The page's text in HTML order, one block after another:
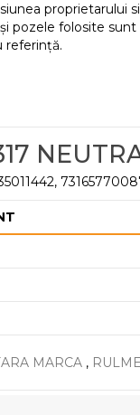
proprietarului
pozele folosite sunt
referință.
MARCA ,